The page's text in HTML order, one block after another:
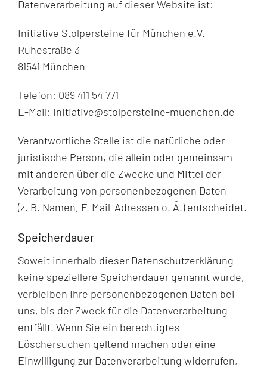
Datenverarbeitung auf dieser Website ist:
Initiative Stolpersteine für München e.V.
Ruhestraße 3
81541 München
Telefon: 089 411 54 771
E-Mail: initiative@stolpersteine-muenchen.de
Verantwortliche Stelle ist die natürliche oder
juristische Person, die allein oder gemeinsam
mit anderen über die Zwecke und Mittel der
Verarbeitung von personenbezogenen Daten
(z. B. Namen, E-Mail-Adressen o. Ä.) entscheidet.
Speicherdauer
Soweit innerhalb dieser Datenschutzerklärung
keine speziellere Speicherdauer genannt wurde,
verbleiben Ihre personenbezogenen Daten bei
uns, bis der Zweck für die Datenverarbeitung
entfällt. Wenn Sie ein berechtigtes
Löschersuchen geltend machen oder eine
Einwilligung zur Datenverarbeitung widerrufen,